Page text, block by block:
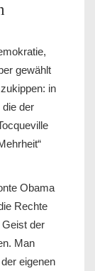
gewählt
in
der
Obama
Rechte
der
Man
eigenen